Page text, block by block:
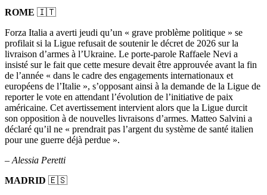
ROME 🇮🇹
Forza Italia a averti jeudi qu’un « grave problème politique » se
profilait si la Ligue refusait de soutenir le décret de 2026 sur la
livraison d’armes à l’Ukraine. Le porte-parole Raffaele Nevi a
insisté sur le fait que cette mesure devait être approuvée avant la fin
de l’année « dans le cadre des engagements internationaux et
européens de l’Italie », s’opposant ainsi à la demande de la Ligue de
reporter le vote en attendant l’évolution de l’initiative de paix
américaine. Cet avertissement intervient alors que la Ligue durcit
son opposition à de nouvelles livraisons d’armes. Matteo Salvini a
déclaré qu’il ne « prendrait pas l’argent du système de santé italien
pour une guerre déjà perdue ».
– Alessia Peretti
MADRID 🇪🇸